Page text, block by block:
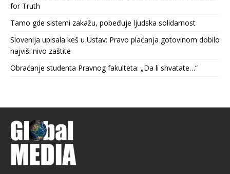
for Truth
Tamo gde sistemi zakažu, pobeđuje ljudska solidarnost
Slovenija upisala keš u Ustav: Pravo plaćanja gotovinom dobilo
najviši nivo zaštite
Obraćanje studenta Pravnog fakulteta: „Da li shvatate…“